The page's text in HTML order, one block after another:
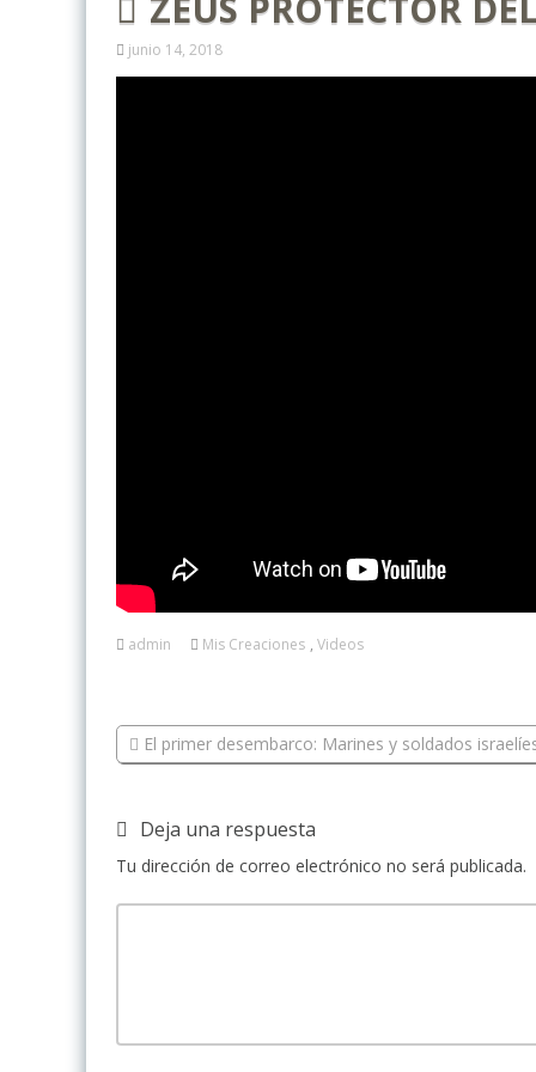
junio 14, 2018
admin Mis Creaciones , Videos
El primer desembarco: Marines y soldados
Deja una respuesta
Tu dirección de correo electrónico no será publicada.